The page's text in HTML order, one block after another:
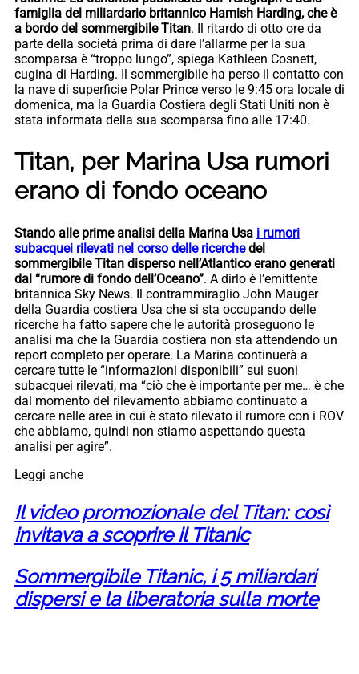
famiglia del miliardario britannico Hamish Harding, che è
a bordo del sommergibile Titan. Il ritardo di otto ore da
parte della società prima di dare l’allarme per la sua
scomparsa è “troppo lungo”, spiega Kathleen Cosnett,
cugina di Harding. Il sommergibile ha perso il contatto con
la nave di superficie Polar Prince verso le 9:45 ora locale di
domenica, ma la Guardia Costiera degli Stati Uniti non è
stata informata della sua scomparsa fino alle 17:40.
Titan, per Marina Usa rumori
erano di fondo oceano
Stando alle prime analisi della Marina Usa i rumori
subacquei rilevati nel corso delle ricerchedel
sommergibile Titan disperso nell’Atlantico erano generati
dal “rumore di fondo dell’Oceano”. A dirlo è l’emittente
britannica Sky News. Il contrammiraglio John Mauger
della Guardia costiera Usa che si sta occupando delle
ricerche ha fatto sapere che le autorità proseguono le
analisi ma che la Guardia costiera non sta attendendo un
report completo per operare. La Marina continuerà a
cercare tutte le “informazioni disponibili” sui suoni
subacquei rilevati, ma “ciò che è importante per me… è che
dal momento del rilevamento abbiamo continuato a
cercare nelle aree in cui è stato rilevato il rumore con i ROV
che abbiamo, quindi non stiamo aspettando questa
analisi per agire”.
Leggi anche
Il video promozionale del Titan: così
invitava a scoprire il Titanic
Sommergibile Titanic, i 5 miliardari
dispersi e la liberatoria sulla morte